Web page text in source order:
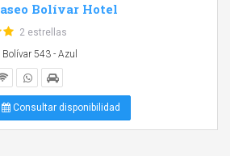
Bolívar Hotel
2 estrellas
Bolívar 543 - Azul
Consultar disponibilidad